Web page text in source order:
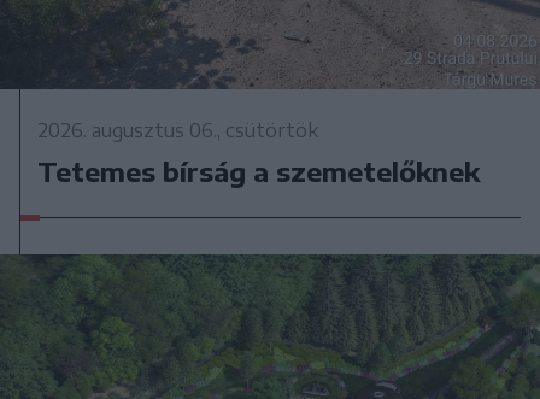
2026. augusztus 06., csütörtök
Tetemes bírság a szemetelőknek